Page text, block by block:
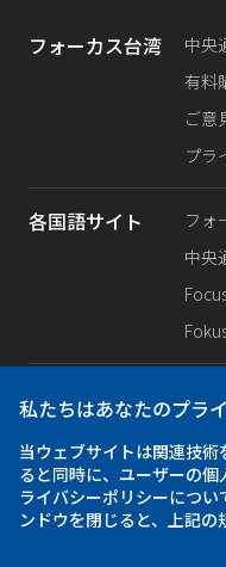
フォーカス台湾
中央
有料
ご意
プラ
各国語サイト
フォ
中央
SNS公式
アプリ
iOS
私たちはあなたのプラ
当ウェブサイトは関連技
ると同時に、ユーザーの
ライバシーポリシーにつ
ンドウを閉じると、上記の